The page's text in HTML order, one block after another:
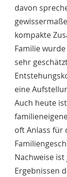
davon
kompakte
Familie
sehr
eine
Auch heute
oft Anlass für
Nachweise
Ergebnissen